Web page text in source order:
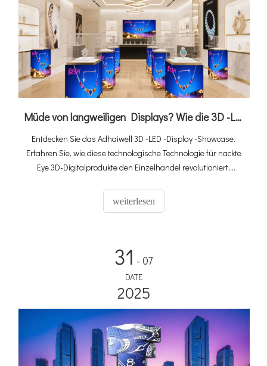
Müde von langweiligen Displays? Wie die 3D -LED -Display -Hülle Ihre Produkte hervorhebt
Entdecken Sie das Adhaiwell 3D -LED -Display -Showcase.
Erfahren Sie, wie diese technologische Technologie für nackte
Eye 3D-Digitalprodukte den Einzelhandel revolutioniert,
immersiven Produktdisplays mit virtuellen Methoden fördert.
weiterlesen
31 - 07
DATE
2025